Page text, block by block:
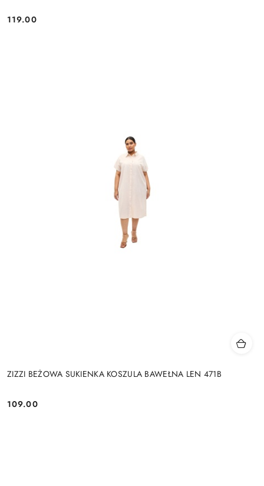
Cena:
119.00
ZIZZI BEŻOWA SUKIENKA KOSZULA BAWEŁNA LEN 471B
Cena:
109.00